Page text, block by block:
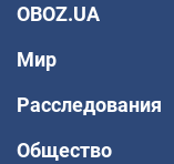
OBOZ.UA
Мир
Расследования
Общество